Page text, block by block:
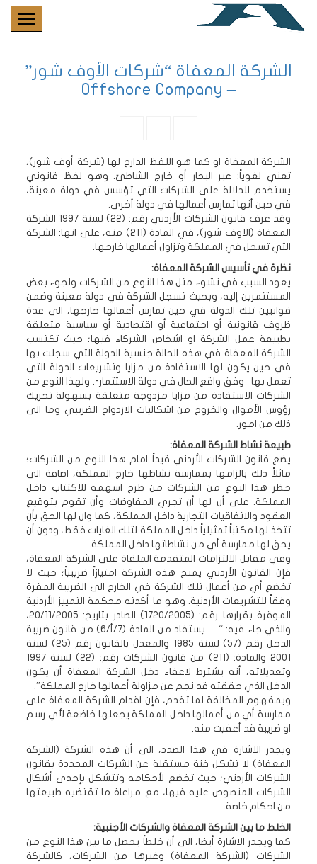
الشركة المعفاة “شركات الأوف شور”
– Offshore Company
الشركة المعفاة او كما هو اللفظ الدارج لها (شركة أوف شور)،
تعني لغوياً: عبر البحار أو خارج الشاطئ. وهو لفظ قانوني
يستخدم للدلالة على الشركات التي تؤسس في دولة معينة،
في حين أنها تمارس أعمالها في دولة أخرى.
وقد عرف قانون الشركات الأردني رقم: (22) لسنة 1997 الشركة
المعفاة (الاوف شور)، في المادة (211) منه، على انها: الشركة
التي تسجل في المملكة وتزاول أعمالها خارجها.
نظرة في تأسيس الشركة المعفاة:
يعود السبب في نشوء مثل هذا النوع من الشركات ولجوء بعض
المستثمرين إليه، وبحيث تسجل الشركة في دولة معينة وضمن
قوانيين تلك الدولة في حين تمارس أعمالها خارجها، الى عدة
ظروف قانونية أو اجتماعية أو اقتصادية أو سياسية متعلقة
بطبيعة عمل الشركة او اشخاص الشركاء فيها؛ حيث تكتسب
الشركة المعفاة في هذه الحالة جنسية الدولة التي سجلت بها
في حين يكون لها الاستفادة من مزايا وتشريعات الدولة التي
تعمل بها –وفق واقع الحال في دولة الاستثمار-. ولهذا النوع من
الشركات الاستفادة من مزايا مزدوجة متعلقة بسهولة تحريك
رؤوس الأموال والخروج من اشكاليات الازدواج الضريبي وما الى
ذلك من امور.
طبيعة نشاط الشركة المعفاة:
يضع قانون الشركات الأردني قيداً امام هذا النوع من الشركات؛
ماثلاً ذلك بالزامها بممارسة نشاطها خارج المملكة، اضافة الى
حظر هذا النوع من الشركات من طرح اسهمه للاكتتاب داخل
المملكة. على أن لها أن تجري المفاوضات وأن تقوم بتوقيع
العقود والاتفاقيات التجارية داخل المملكة، كما وان لها الحق بأن
تتخذ لها مكتباً تمثيلياً داخل المملكة لتلك الغايات فقط، ودون أن
يحق لها ممارسة أي من نشاطاتها داخل المملكة.
وفي مقابل الالتزامات المتقدمة الملقاة على الشركة المعفاة،
فإن القانون الأردني يمنح هذه الشركة امتيازاً ضريبياً؛ حيث لا
تخضع أي من أعمال تلك الشركة في الخارج الى الضريبة المقرة
وفقاً للتشريعات الأردنية. وهو ما أكدته محكمة التمييز الأردنية
الموقرة بقرارها رقم: (1720/2005) الصادر بتاريخ: 20/11/2005،
والذي جاء فيه: “… يستفاد من المادة (7/أ/6) من قانون ضريبة
الدخل رقم (57) لسنة 1985 والمعدل بالقانون رقم (25) لسنة
2001 والمادة: (211) من قانون الشركات رقم: (22) لسنة 1997
وتعديلاته، أنه يشترط لاعفاء دخل الشركة المعفاة أن يكون
الدخل الذي حققته قد نجم عن مزاولة أعمالها خارج المملكة”.
وبمفهوم المخالفة لما تقدم، فإن اقدام الشركة المعفاة على
ممارسة أي من أعمالها داخل المملكة يجعلها خاضعة لأي رسم
او ضريبة قد أعفيت منه.
ويجدر الاشارة في هذا الصدد، الى أن هذه الشركة (الشركة
المعفاة) لا تشكل فئة مستقلة عن الشركات المحددة بقانون
الشركات الأردني؛ حيث تخضع لأحكامه وتتشكل بإحدى أشكال
الشركات المنصوص عليه فيها، مع مراعاة ما تقتضيه طبيعتها
من احكام خاصة.
الخلط ما بين الشركة المعفاة والشركات الأجنبية:
كما ويجدر الاشارة أيضا، الى أن خلطاً يحصل ما بين هذا النوع من
الشركات (الشركة المعفاة) وغيرها من الشركات، كالشركة